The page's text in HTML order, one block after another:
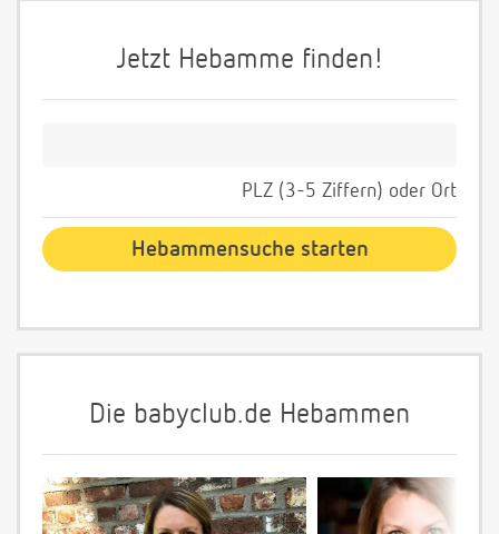
Jetzt Hebamme finden!
PLZ (3-5 Ziffern) oder Ort
Die babyclub.de Hebammen